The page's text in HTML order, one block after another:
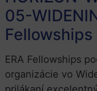
05-
Fellowships
ERA Fellowships
organizácie vo